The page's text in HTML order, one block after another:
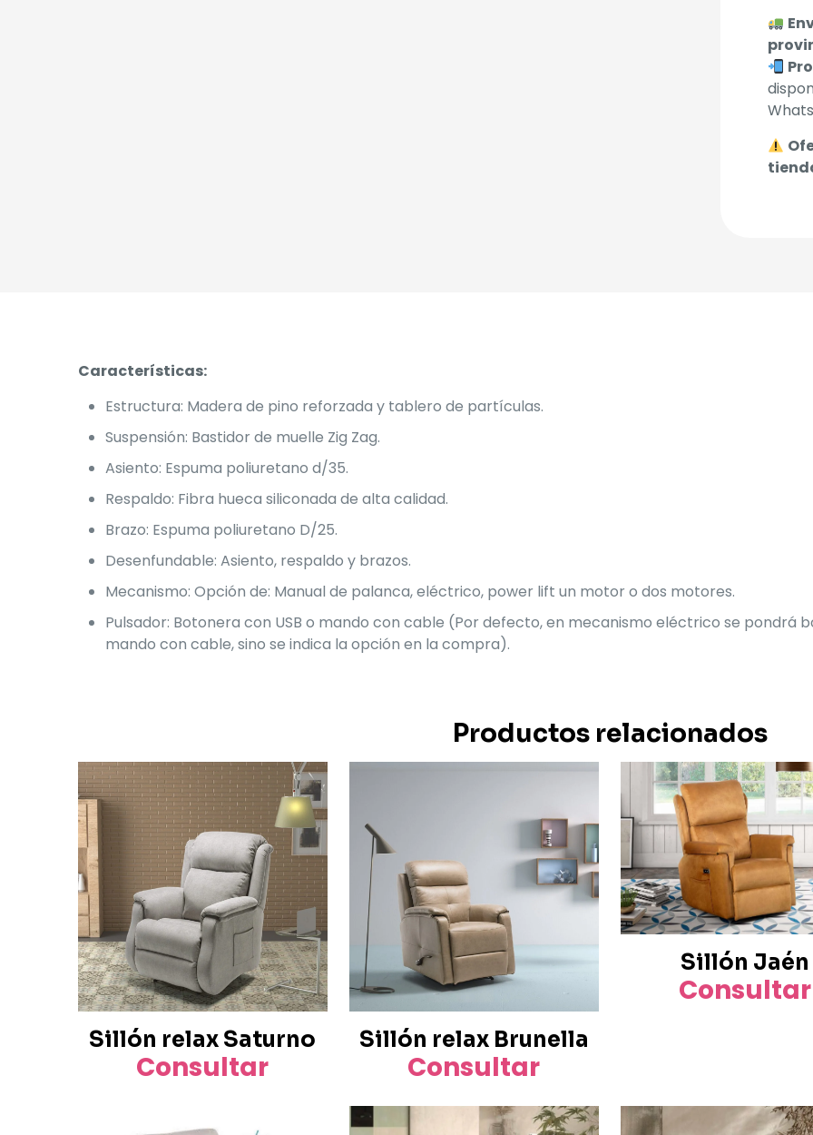
Características:
Estructura: Madera de pino reforzada y tablero de partículas.
Suspensión: Bastidor de muelle Zig Zag.
Asiento: Espuma poliuretano d/35.
Respaldo: Fibra hueca siliconada de alta calidad.
Brazo: Espuma poliuretano D/25.
Desenfundable: Asiento, respaldo y brazos.
Mecanismo: Opción de: Manual de palanca, eléctrico, power lift un motor o dos motores.
Pulsador: Botonera con USB o mando con cable (Por defecto, en mecanismo eléctrico se pondrá
mando con cable, sino se indica la opción en la compra).
Productos relacionados
Sillón relax Saturno
Consultar
Sillón relax Brunella
Consultar
Sillón Jaén
Consultar